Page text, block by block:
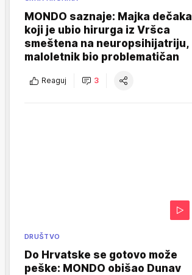
MONDO saznaje: Majka dečaka
koji je ubio hirurga iz Vršca
smeštena na neuropsihijatriju,
maloletnik bio problematičan
Reaguj 3
DRUŠTVO
Do Hrvatske se gotovo može
peške: MONDO obišao Dunav